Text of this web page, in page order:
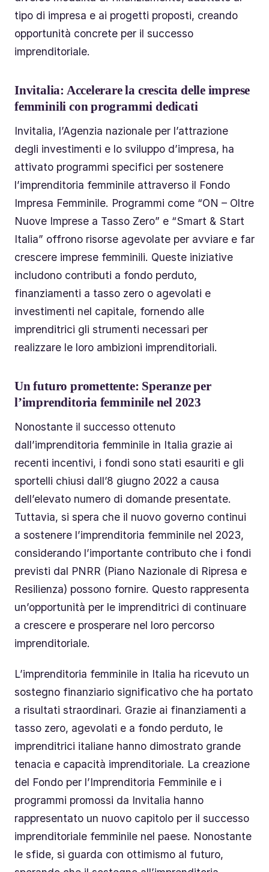
tipo di impresa e ai progetti proposti, creando
opportunità concrete per il successo
imprenditoriale.
Invitalia: Accelerare la crescita delle imprese
femminili con programmi dedicati
Invitalia, l’Agenzia nazionale per l’attrazione
degli investimenti e lo sviluppo d’impresa, ha
attivato programmi specifici per sostenere
l’imprenditoria femminile attraverso il Fondo
Impresa Femminile. Programmi come “ON – Oltre
Nuove Imprese a Tasso Zero” e “Smart & Start
Italia” offrono risorse agevolate per avviare e far
crescere imprese femminili. Queste iniziative
includono contributi a fondo perduto,
finanziamenti a tasso zero o agevolati e
investimenti nel capitale, fornendo alle
imprenditrici gli strumenti necessari per
realizzare le loro ambizioni imprenditoriali.
Un futuro promettente: Speranze per
l’imprenditoria femminile nel 2023
Nonostante il successo ottenuto
dall’imprenditoria femminile in Italia grazie ai
recenti incentivi, i fondi sono stati esauriti e gli
sportelli chiusi dall’8 giugno 2022 a causa
dell’elevato numero di domande presentate.
Tuttavia, si spera che il nuovo governo continui
a sostenere l’imprenditoria femminile nel 2023,
considerando l’importante contributo che i fondi
previsti dal PNRR (Piano Nazionale di Ripresa e
Resilienza) possono fornire. Questo rappresenta
un’opportunità per le imprenditrici di continuare
a crescere e prosperare nel loro percorso
imprenditoriale.
L’imprenditoria femminile in Italia ha ricevuto un
sostegno finanziario significativo che ha portato
a risultati straordinari. Grazie ai finanziamenti a
tasso zero, agevolati e a fondo perduto, le
imprenditrici italiane hanno dimostrato grande
tenacia e capacità imprenditoriale. La creazione
del Fondo per l’Imprenditoria Femminile e i
programmi promossi da Invitalia hanno
rappresentato un nuovo capitolo per il successo
imprenditoriale femminile nel paese. Nonostante
le sfide, si guarda con ottimismo al futuro,